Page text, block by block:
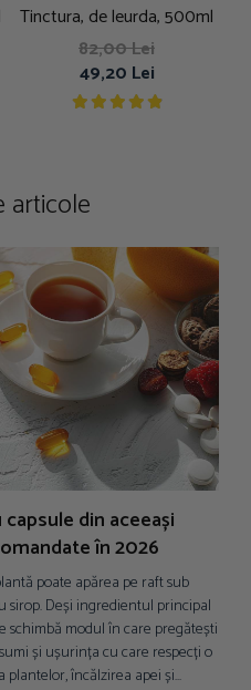
Tinctura, de leurda, 500ml
82,00 Lei
49,20 Lei
articole
din aceeași
în 2026
poate apărea pe raft sub
sirop. Deși ingredientul principal
schimbă modul în care pregătești
și ușurința cu care respecți o
încălzirea apei și...